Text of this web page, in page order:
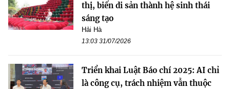
thị, biến di sản thành hệ sinh thái
sáng tạo
Hải Hà
13:03 31/07/2026
Triển khai Luật Báo chí 2025: AI chỉ
là công cụ, trách nhiệm vẫn thuộc